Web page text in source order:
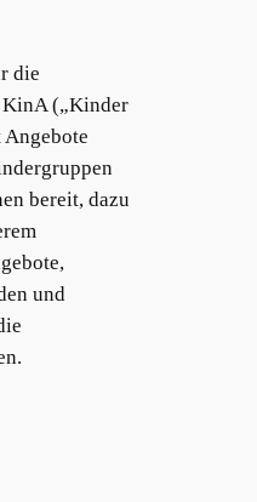
die
(„Kinder
bereit, dazu
und